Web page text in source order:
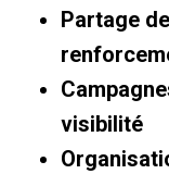
Partage
visibilité